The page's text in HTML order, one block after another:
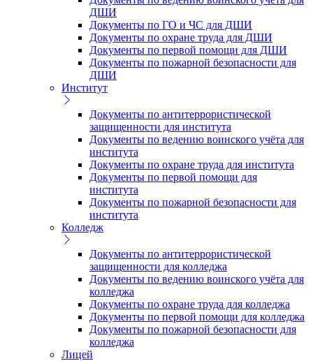
ДШИ
Документы по ГО и ЧС для ДШИ
Документы по охране труда для ДШИ
Документы по первой помощи для ДШИ
Документы по пожарной безопасности для
ДШИ
Институт
Документы по антитеррористической
защищенности для института
Документы по ведению воинского учёта для
института
Документы по охране труда для института
Документы по первой помощи для
института
Документы по пожарной безопасности для
института
Колледж
Документы по антитеррористической
защищенности для колледжа
Документы по ведению воинского учёта для
колледжа
Документы по охране труда для колледжа
Документы по первой помощи для колледжа
Документы по пожарной безопасности для
колледжа
Лицей